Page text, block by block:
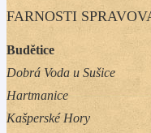
FARNOSTI
Budětice
Dobrá Voda u Sušice
Hartmanice
Kašperské Hory